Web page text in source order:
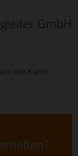
GmbH
die Karte